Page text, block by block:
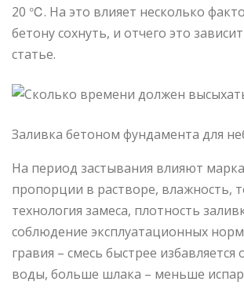
20 ℃. На это влияет несколько
бетону сохнуть, и отчего это
статье.
Заливка бетоном фундамента для
На период застывания влияют
пропорции в растворе, влажность,
технология замеса, плотность
соблюдение эксплуатационных
гравия – смесь быстрее
воды, больше шлака – меньше